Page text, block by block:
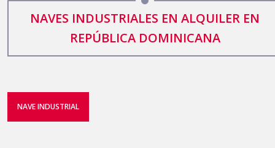
NAVES INDUSTRIALES EN ALQUILER EN
REPÚBLICA DOMINICANA
NAVE INDUSTRIAL